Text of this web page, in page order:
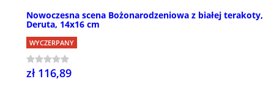
Nowoczesna scena Bożonarodzeniowa z białej terakoty,
Deruta, 14x16 cm
WYCZERPANY
zł 116,89